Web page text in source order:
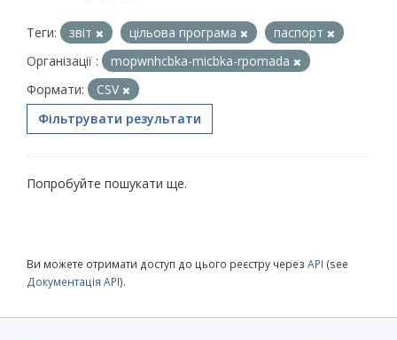
Теги: звіт цільова програма
паспорт
Організації :
mopwnhcbka-micbka-rpomada
Формати:
CSV
Фільтрувати результати
Попробуйте пошукати ще.
Ви можете отримати доступ до цього реєстру через API (see
Документація API).